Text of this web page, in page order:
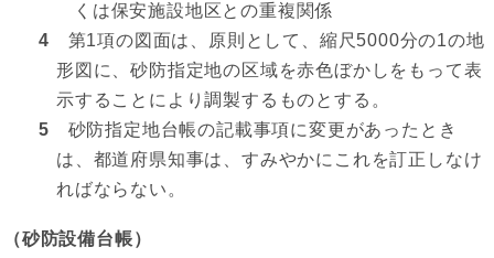
くは保安施設地区との重複関係
4 第1項の図面は、原則として、縮尺5000分の1の地
形図に、砂防指定地の区域を赤色ぼかしをもって表
示することにより調製するものとする。
5 砂防指定地台帳の記載事項に変更があったとき
は、都道府県知事は、すみやかにこれを訂正しなけ
ればならない。
（砂防設備台帳）